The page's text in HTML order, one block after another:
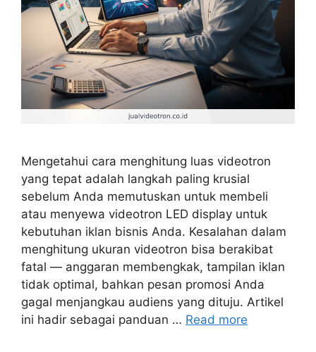
Mengetahui cara menghitung luas videotron
yang tepat adalah langkah paling krusial
sebelum Anda memutuskan untuk membeli
atau menyewa videotron LED display untuk
kebutuhan iklan bisnis Anda. Kesalahan dalam
menghitung ukuran videotron bisa berakibat
fatal — anggaran membengkak, tampilan iklan
tidak optimal, bahkan pesan promosi Anda
gagal menjangkau audiens yang dituju. Artikel
ini hadir sebagai panduan … Read more